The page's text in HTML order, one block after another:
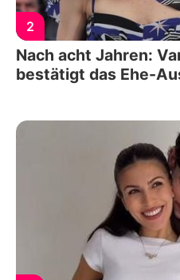
2
Nach acht Jahren:
bestätigt das Ehe-